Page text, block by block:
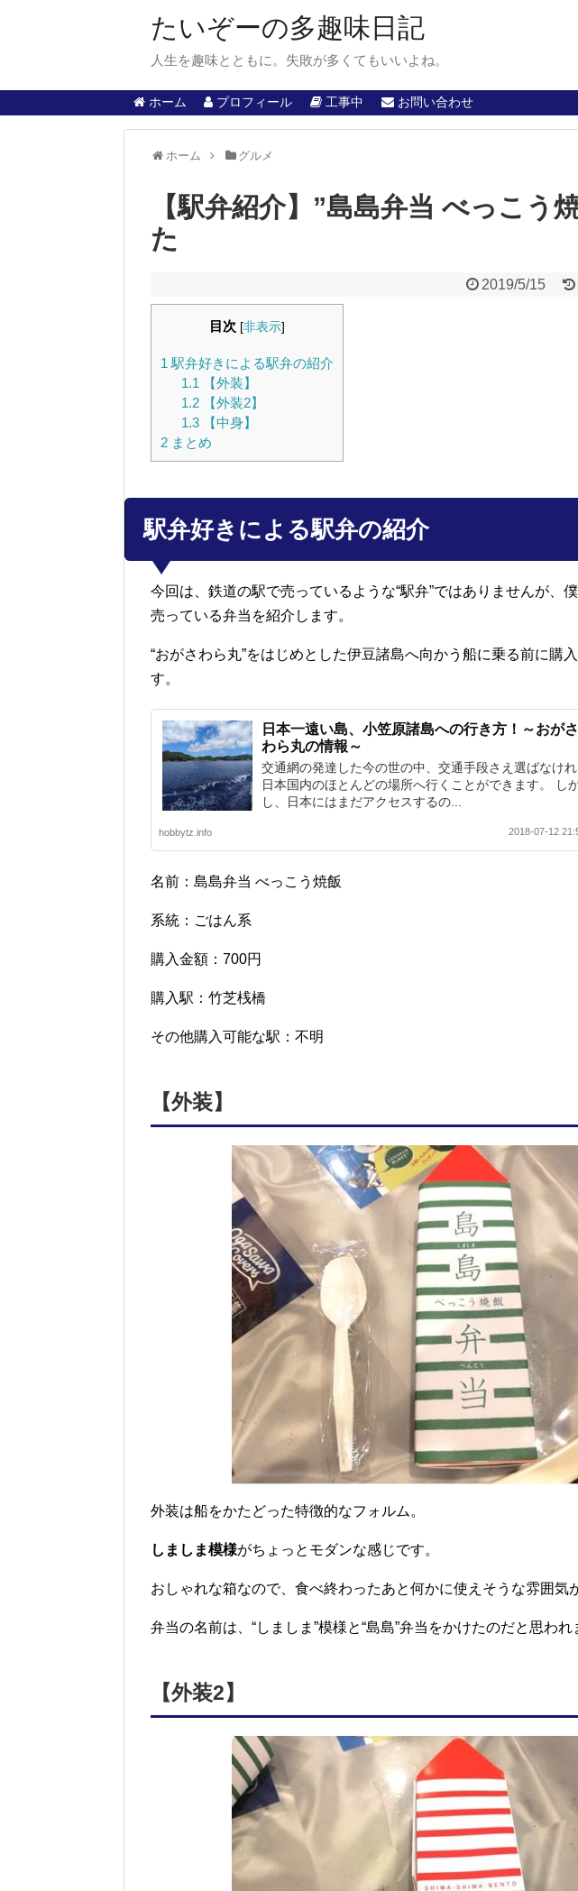
たいぞーの多趣味日記
人生を趣味とともに。失敗が多くてもいいよね。
ホーム プロフィール 工事中 お問い合わせ
ホーム グルメ
【駅弁紹介】”島島弁当 べっこう
た
2019/5/15
目次 [非表示]
1 駅弁好きによる駅弁の紹介
1.1 【外装】
1.2【外装2】
1.3【中身】
2 まとめ
駅弁好きによる駅弁の紹介
今回は、鉄道の駅で売っているような“駅弁”ではありませんが、
売っている弁当を紹介します。
“おがさわら丸”をはじめとした伊豆諸島へ向かう船に乗る前に購
す。
日本一遠い島、小笠原諸島への行き方！～おがさ
わら丸の情報～
交通網の発達した今の世の中、交通手段さえ選ばなけ
日本国内のほとんどの場所へ行くことができます。 し
し、日本にはまだアクセスするの...
hobbytz.info 2018-07-12
名前：島島弁当 べっこう焼飯
系統：ごはん系
購入金額：700円
購入駅：竹芝桟橋
その他購入可能な駅：不明
【外装】
外装は船をかたどった特徴的なフォルム。
しましま模様がちょっとモダンな感じです。
おしゃれな箱なので、食べ終わったあと何かに使えそうな雰囲気
弁当の名前は、“しましま”模様と“島島”弁当をかけたのだと思われ
【外装2】